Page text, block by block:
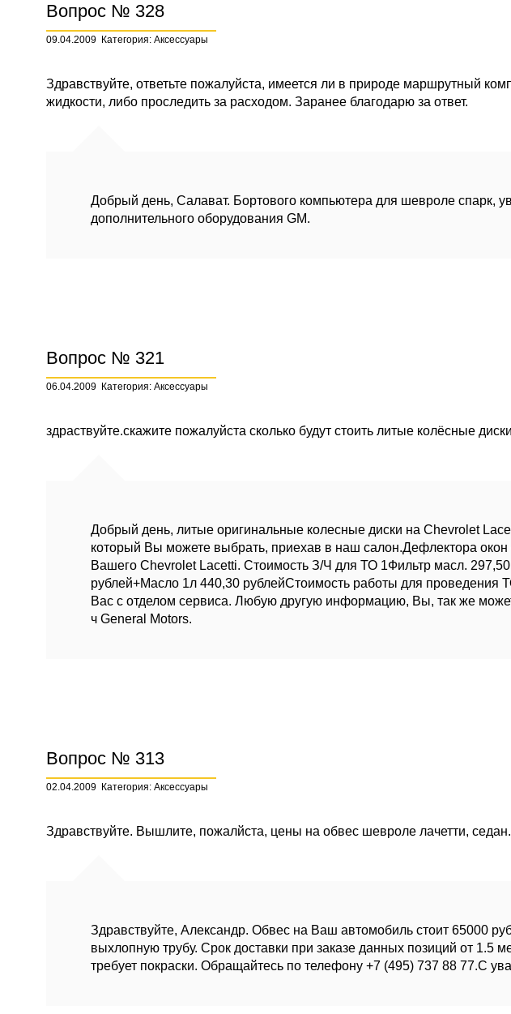
Вопрос № 328
09.04.2009 Категория: Аксессуары
Здравствуйте, ответьте пожалуйста, имеется ли в природе маршрутный
жидкости, либо проследить за расходом. Заранее благодарю за ответ.
Добрый день, Салават. Бортового компьютера для шевроле спарк,
дополнительного оборудования GM.
Вопрос № 321
06.04.2009 Категория: Аксессуары
здраствуйте.скажите пожалуйста сколько будут стоить литые колёсные
Добрый день, литые оригинальные колесные диски на Chevrolet
который Вы можете выбрать, приехав в наш салон.Дефлектора окон
Вашего Chevrolet Lacetti. Стоимость З/Ч для ТО 1Фильтр масл.
рублей+Масло 1л 440,30 рублейСтоимость работы для проведения
Вас с отделом сервиса. Любую другую информацию, Вы, так же
ч General Motors.
Вопрос № 313
02.04.2009 Категория: Аксессуары
Здравствуйте. Вышлите, пожалйста, цены на обвес шевроле лачетти, седан.
Здравствуйте, Александр. Обвес на Ваш автомобиль стоит 65000
выхлопную трубу. Срок доставки при заказе данных позиций от 1.5
требует покраски. Обращайтесь по телефону +7 (495) 737 88 77.С